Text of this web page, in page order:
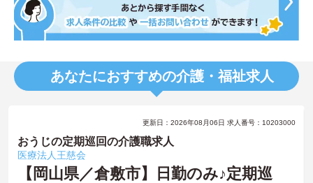
あなたにおすすめの介護・福祉求人
更新日：2026年08月06日 求人番号：10203000
おうじの定期巡回の介護職求人
医療法人王慈会
【岡山県／倉敷市】日勤のみ♪定期巡